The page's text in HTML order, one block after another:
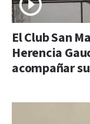
El Club San
Herencia
acompañar